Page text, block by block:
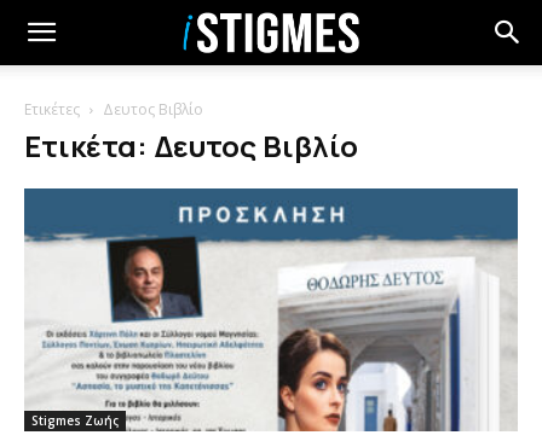
Ετικέτες Δευτος Βιβλίο
Ετικέτα: Δευτος Βιβλίο
Stigmes Ζωής